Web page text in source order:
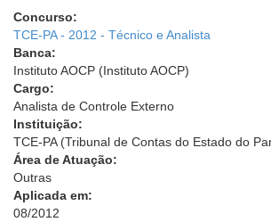
Concurso:
TCE-PA - 2012 - Técnico e Analista
Banca:
Instituto AOCP (Instituto AOCP)
Cargo:
Analista de Controle Externo
Instituição:
TCE-PA (Tribunal de Contas do Estado do
Área de Atuação:
Outras
Aplicada em:
08/2012